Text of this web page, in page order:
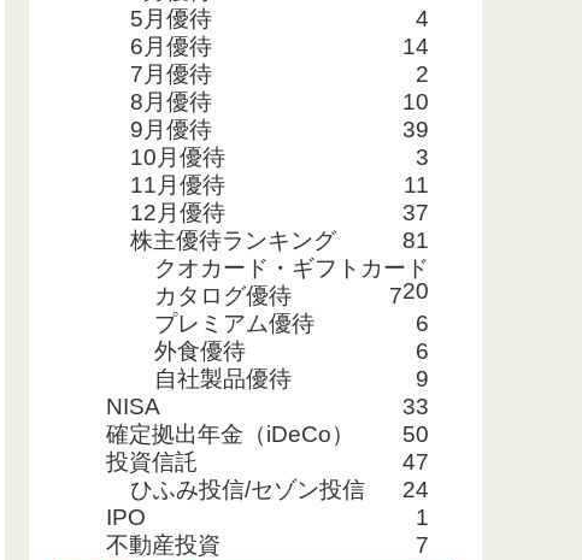
5月優待
4
6月優待
14
7月優待
2
8月優待
10
9月優待
39
10月優待
3
11月優待
11
12月優待
37
株主優待ランキング
81
クオカード・ギフトカード
20
カタログ優待
7
プレミアム優待
6
外食優待
6
自社製品優待
9
NISA
33
確定拠出年金（iDeCo）
50
投資信託
47
ひふみ投信/セゾン投信
24
IPO
1
不動産投資
7